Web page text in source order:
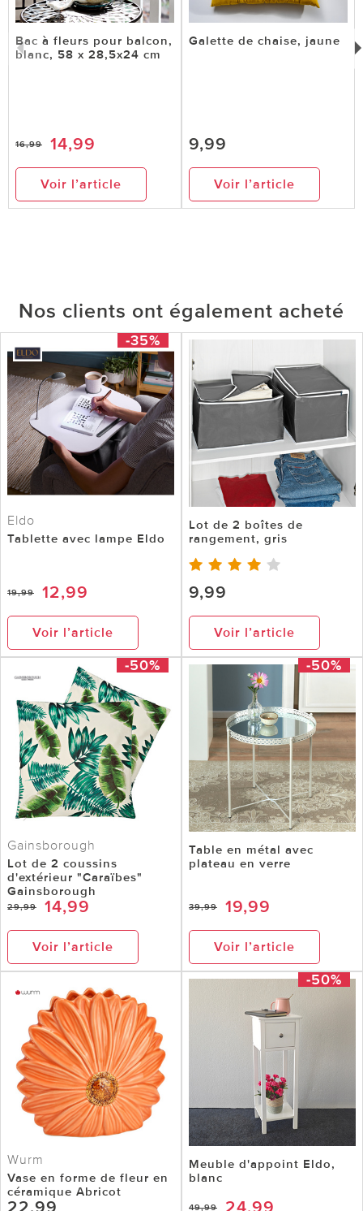
Bac à fleurs pour balcon,
blanc, 58 x 28,5x24 cm
16,99 14,99
Voir l’article
Galette de chaise, jaune
9,99
Voir l’article
Nos clients ont également acheté
-35%
Eldo
Tablette avec lampe Eldo
19,99 12,99
Voir l’article
Lot de 2 boîtes de
rangement, gris
9,99
Voir l’article
-50%
Gainsborough
Lot de 2 coussins
d'extérieur "Caraïbes"
Gainsborough
29,99 14,99
Voir l’article
-50%
Table en métal avec
plateau en verre
39,99 19,99
Voir l’article
Wurm
Vase en forme de fleur en
céramique Abricot
-50%
Meuble d'appoint Eldo,
blanc
49,99